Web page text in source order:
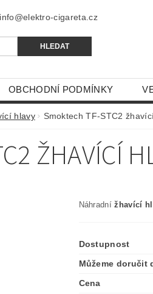
info@elektro-cigareta.cz
OBCHODNÍ PODMÍNKY
hlavy Smoktech TF-STC2
ŽHAVÍCÍ
Náhradnížhavící
Dostupnost
Můžeme doručit
Cena